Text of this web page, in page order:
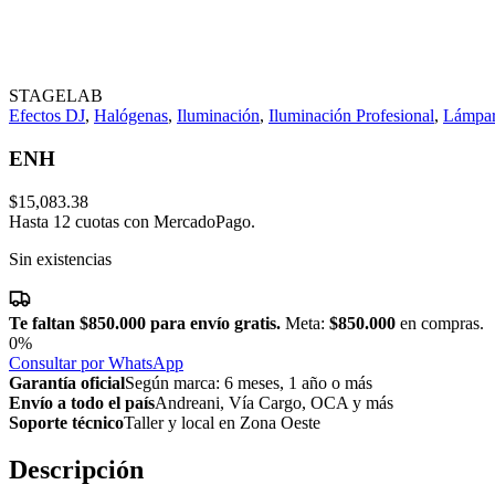
STAGELAB
Efectos DJ, Halógenas, Iluminación, Iluminación Profesional,
ENH
$15,083.38
Hasta 12 cuotas con MercadoPago.
Sin existencias
Te faltan $850.000 para envío gratis. Meta: $850.000 en compras.
0%
Consultar por WhatsApp
Garantía oficialSegún marca: 6 meses, 1 año o más
Envío a todo el paísAndreani, Vía Cargo, OCA y más
Soporte técnicoTaller y local en Zona Oeste
Descripción